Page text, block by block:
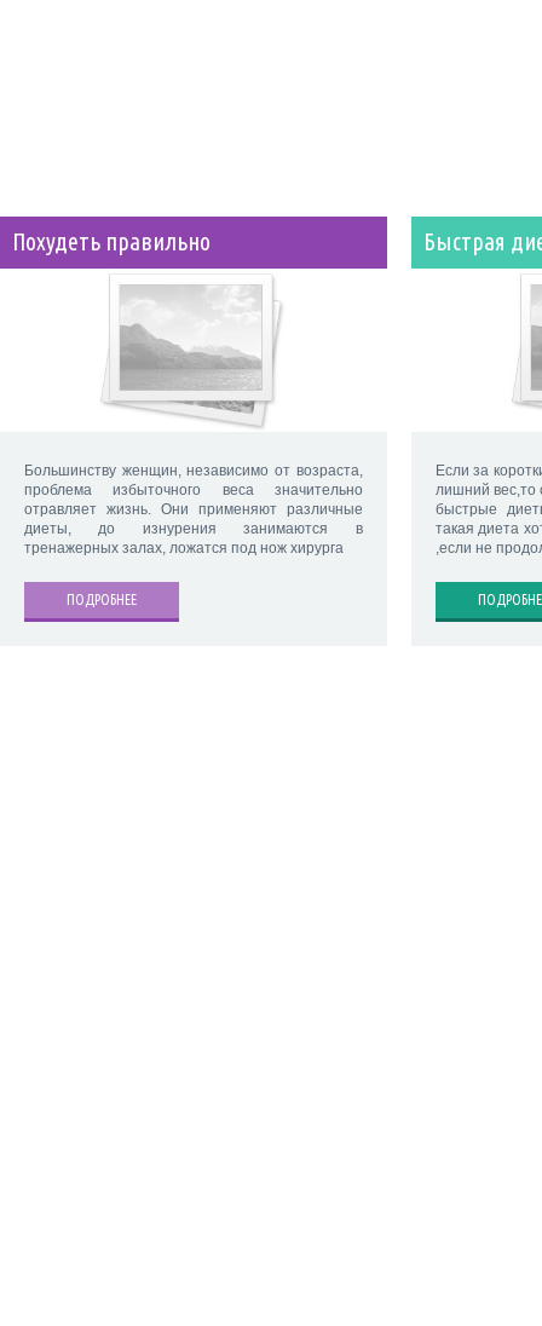
Похудеть правильно
Большинству женщин, независимо от возраста,
проблема избыточного веса значительно
отравляет жизнь. Они применяют различные
диеты, до изнурения занимаются в
тренажерных залах, ложатся под нож хирурга
ПОДРОБНЕЕ
Быстрая
Если за
лишний вес,то
быстрые
такая диета
,если не